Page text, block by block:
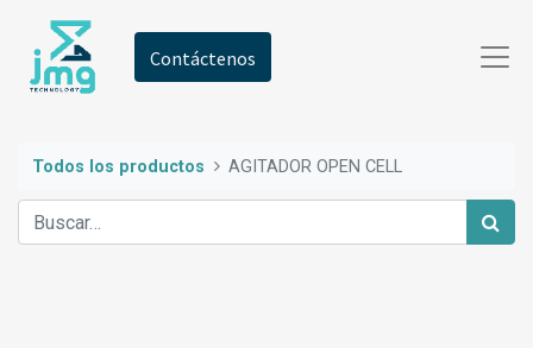
Contáctenos
Todos los productos AGITADOR OPEN CELL